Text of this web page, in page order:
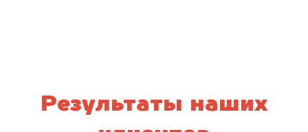
Результаты наших